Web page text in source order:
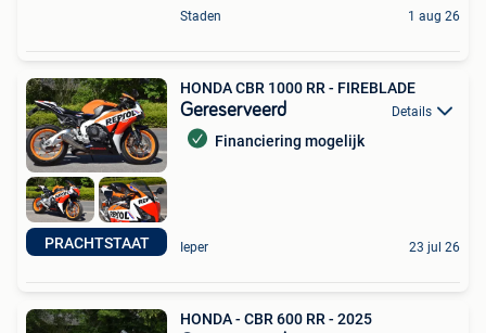
Staden 1 aug 26
PRACHTSTAAT
HONDA CBR 1000 RR - FIREBLADE
Gereserveerd Details
Financiering mogelijk
Ieper 23 jul 26
HONDA - CBR 600 RR - 2025